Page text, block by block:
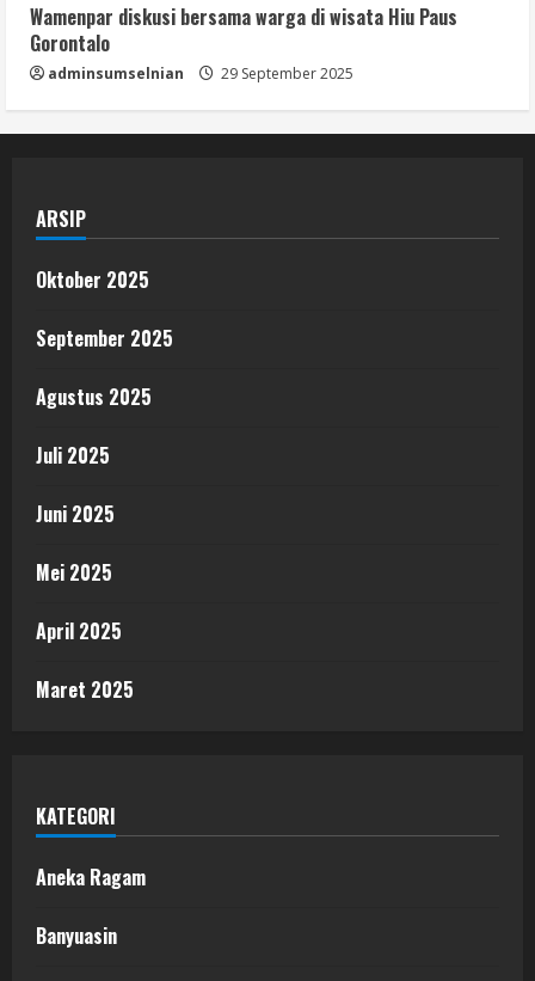
Wamenpar diskusi bersama warga di wisata Hiu Paus
Gorontalo
adminsumselnian 29 September 2025
ARSIP
Oktober 2025
September 2025
Agustus 2025
Juli 2025
Juni 2025
Mei 2025
April 2025
Maret 2025
KATEGORI
Aneka Ragam
Banyuasin